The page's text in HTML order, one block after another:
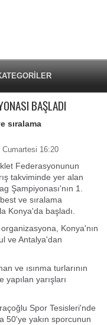
BAŞLADI
sıralama
Cumartesi 16:20
Federasyonunun
takviminde yer alan
Şampiyonası'nın 1.
ve sıralama
Konya'da başladı.
Konya'nın
ve Antalya'dan
ve ısınma turlarının
yarışları
Spor Tesisleri'nde
50'ye yakın sporcunun